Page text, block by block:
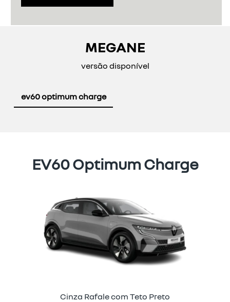
MEGANE
versão disponível
ev60 optimum charge
EV60 Optimum Charge
Cinza Rafale com Teto Preto